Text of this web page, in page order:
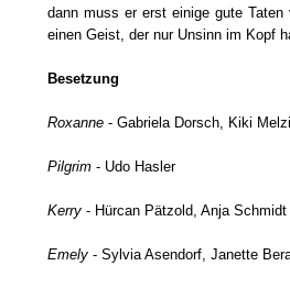
dann muss er erst einige gute
einen Geist, der nur Unsinn im Kopf
Besetzung
Roxanne - Gabriela Dorsch, Kiki
Pilgrim - Udo Hasler
Kerry - Hürcan Pätzold, Anja Schmidt
Emely - Sylvia Asendorf, Janette